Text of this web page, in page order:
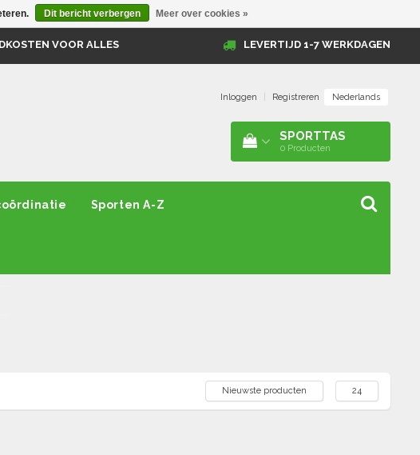
VOOR ALLES LEVERTIJD 1-7 WERKDAGEN
Inloggen Registreren Nederlands
SPORTTAS
0 Producten
Sporten A-Z
Nieuwste producten 24
Dit bericht verbergen Meer over cookies »